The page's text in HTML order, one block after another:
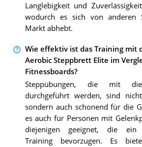
Langlebigkeit und
wodurch es sich von anderen
Markt abhebt.
Wie effektiv ist das Training mit
Aerobic Steppbrett Elite im
Fitnessboards?
Steppübungen, die mit
durchgeführt werden, sind
sondern auch schonend für die
es auch für Personen mit
diejenigen geeignet, die ein
Training bevorzugen. Es